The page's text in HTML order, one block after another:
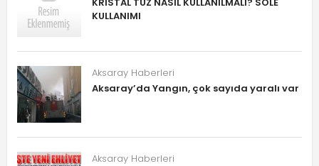
KULLANIMI
Aksaray Haberleri
Aksaray’da Yangın, çok sayıda yaralı var
Aksaray Haberleri